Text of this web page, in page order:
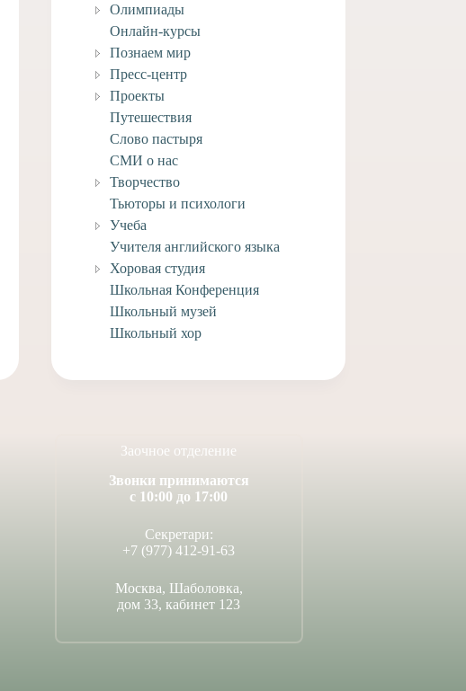
Олимпиады
Онлайн-курсы
Познаем мир
Пресс-центр
Проекты
Путешествия
Слово пастыря
СМИ о нас
Творчество
Тьюторы и психологи
Учеба
Учителя английского языка
Хоровая студия
Школьная Конференция
Школьный музей
Школьный хор
Заочное отделение
Звонки принимаются
с 10:00 до 17:00
Секретари:
+7 (977) 412-91-63
Москва, Шаболовка,
дом 33, кабинет 123